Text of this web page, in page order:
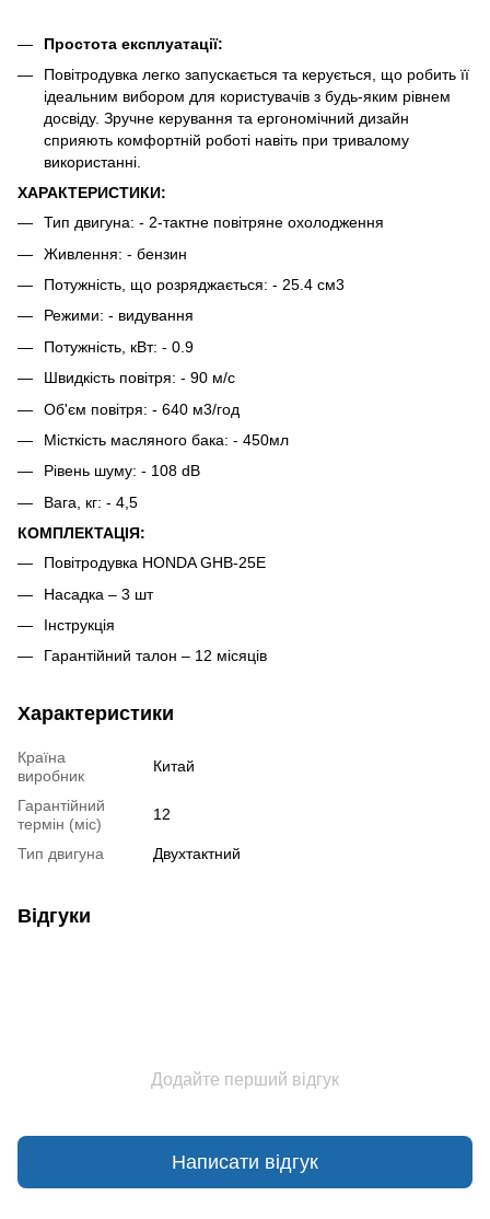
Простота експлуатації:
Повітродувка легко запускається та керується, що робить її
ідеальним вибором для користувачів з будь-яким рівнем
досвіду. Зручне керування та ергономічний дизайн
сприяють комфортній роботі навіть при тривалому
використанні.​​​​​
ХАРАКТЕРИСТИКИ:
Тип двигуна: - 2-тактне повітряне охолодження
Живлення: - бензин
Потужність, що розряджається: - 25.4 см3
Режими: - видування
Потужність, кВт: - 0.9
Швидкість повітря: - 90 м/с
Об'єм повітря: - 640 м3/год
Місткість масляного бака: - 450мл
Рівень шуму: - 108 dB
Вага, кг: - 4,5
КОМПЛЕКТАЦІЯ:
Повітродувка HONDA GHB-25E
Насадка – 3 шт
Інструкція
Гарантійний талон – 12 місяців
Характеристики
Країна
виробник
Китай
Гарантійний
термін (міс)
12
Тип двигуна Двухтактний
Відгуки
Додайте перший відгук
Написати відгук